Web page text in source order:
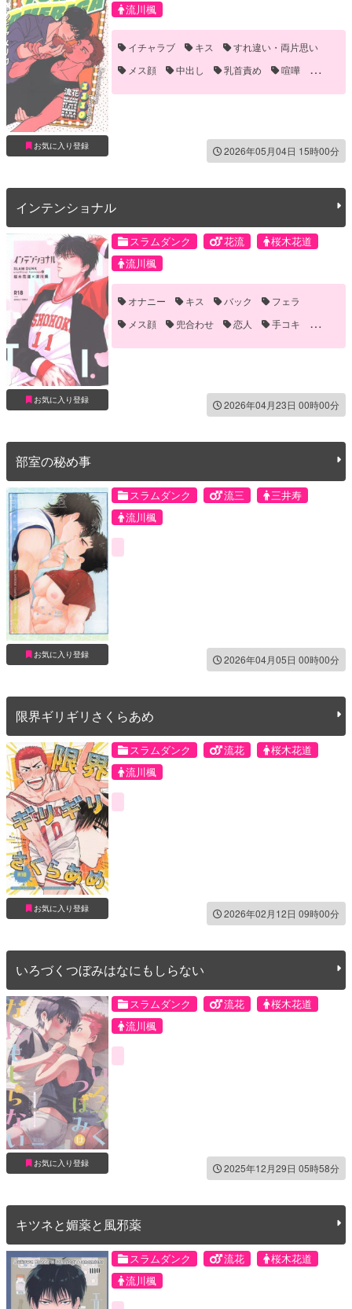
お気に入り登録
流川楓
イチャラブ キス
すれ違い・両片思い
メス顔
中出し 乳首責め
喧嘩
手マン
2026年05月04日 15時00分
インテンショナル
お気に入り登録
スラムダンク 花流
桜木花道
流川楓
オナニー キス バック
フェラ
メス顔
兜合わせ 恋人
手コキ
手マン
2026年04月23日 00時00分
部室の秘め事
お気に入り登録
スラムダンク 流三
三井寿
流川楓
2026年04月05日 00時00分
限界ギリギリさくらあめ
お気に入り登録
スラムダンク 流花
桜木花道
流川楓
2026年02月12日 09時00分
いろづくつぼみはなにもしらない
お気に入り登録
スラムダンク 流花
桜木花道
流川楓
2025年12月29日 05時58分
キツネと媚薬と風邪薬
スラムダンク 流花
桜木花道
流川楓